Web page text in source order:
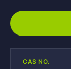
CAS NO.